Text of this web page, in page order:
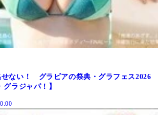
せない！ グラビアの祭典・グラフェス2026
ラジャパ！】